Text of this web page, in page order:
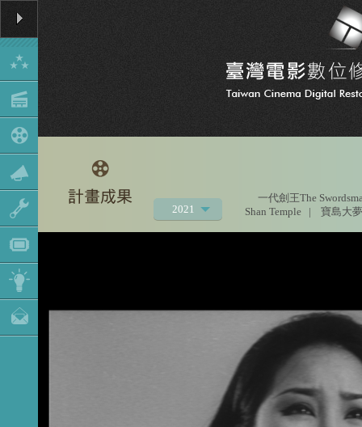
2021
2020
一代劍王The
Shan Temple
| 寶島大